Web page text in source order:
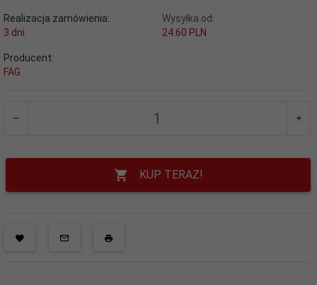
Realizacja zamówienia:
3 dni
Wysyłka od:
24.60 PLN
Producent:
FAG
KUP TERAZ!